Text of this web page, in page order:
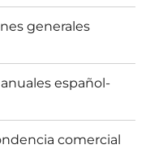
generales
español-
comercial